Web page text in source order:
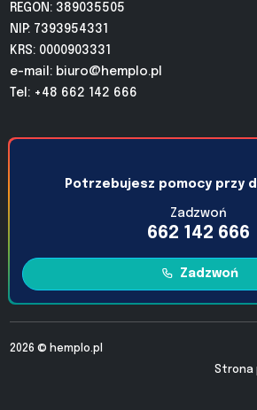
REGON: 389035505
NIP: 7393954331
KRS: 0000903331
e-mail: biuro@hemplo.pl
Tel: +48 662 142 666
Potrzebujesz pomocy przy
Zadzwoń
662 142 666
Zadzwoń
2026 © hemplo.pl
Strona